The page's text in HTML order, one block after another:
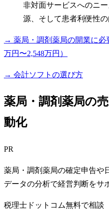
非対面サービスへのニ
源、そして患者利便性の
→ 薬局・調剤薬局の開業に必
万円〜2,548万円）
→ 会計ソフトの選び方
薬局・調剤薬局の
動化
PR
薬局・調剤薬局の確定申告や
データの分析で経営判断をサ
税理士ドットコム無料で相談